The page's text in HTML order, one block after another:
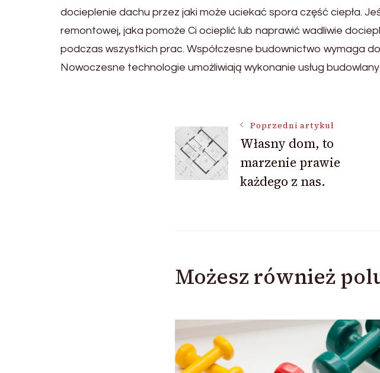
docieplenie dachu przez jaki może uciekać spora część ciepła.
remontowej, jaka pomoże Ci ocieplić lub naprawić wadliwie
podczas wszystkich prac. Współczesne budownictwo wymaga
Nowoczesne technologie umożliwiają wykonanie usług
Nawigacja
wpisu
Poprzedni artykuł
Własny dom, to
marzenie prawie
każdego z nas.
Możesz również